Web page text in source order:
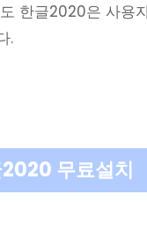
한글2020은 사용
.
무료설치